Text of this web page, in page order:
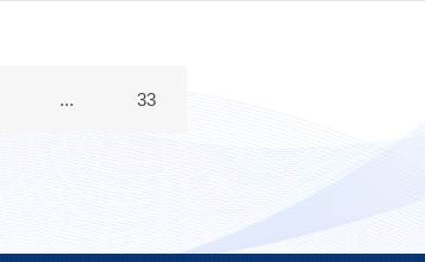
... 33